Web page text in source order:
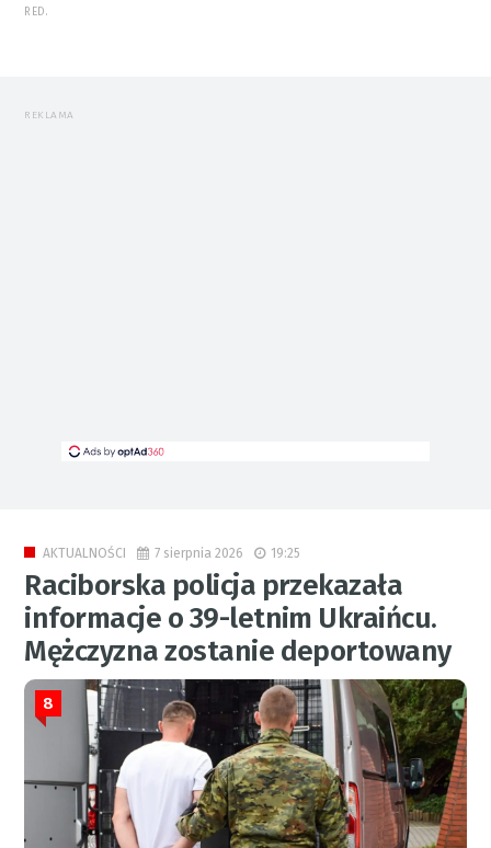
RED.
REKLAMA
AKTUALNOŚCI 7 sierpnia 2026 19:25
Raciborska policja przekazała
informacje o 39-letnim Ukraińcu.
Mężczyzna zostanie deportowany
8